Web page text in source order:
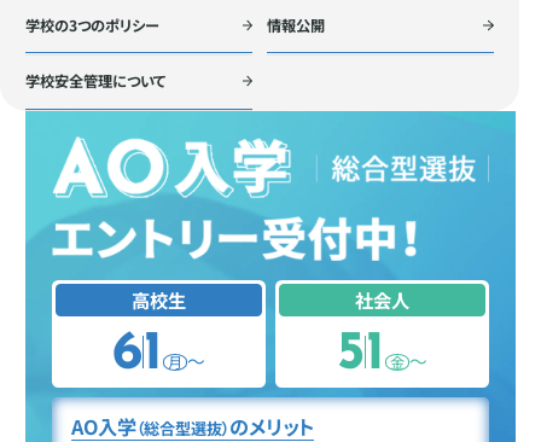
学校の3つのポリシー 情報公開
学校安全管理について
高校生
61 月 〜
社会人
51 金 〜
AO入学（総合型選抜）のメリット